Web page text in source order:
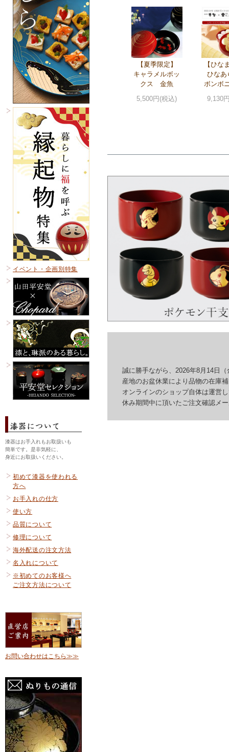
イベント・企画別特集
漆器はお手入れもお取扱いも
簡単です。是非気軽に、
身近にお取扱いください。
初めて漆器を使われる
方へ
お手入れの仕方
使い方
品質について
修理について
海外配送の注文方法
名入れについて
※初めてのお客様へ
ご注文方法について
お問い合わせはこちら≫≫
【夏季限定】
キャラメルボッ
クス 金魚
5,500円(税込)
【ひな
ひなあ
ボンボ
9,130
誠に勝手ながら、2026年8月14日（
産地のお盆休業により品物の在庫補
オンラインのショップ自体は運営し
休み期間中に頂いたご注文確認メー